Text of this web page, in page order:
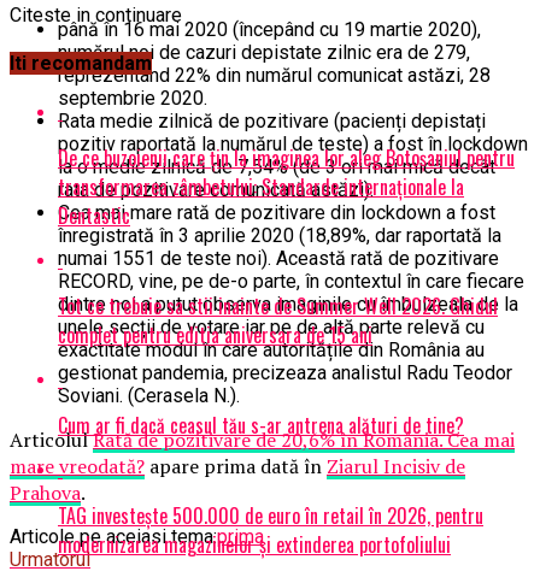
până în 16 mai 2020 (începând cu 19 martie 2020),
numărul noi de cazuri depistate zilnic era de 279,
reprezentând 22% din numărul comunicat astăzi, 28
septembrie 2020.
Rata medie zilnică de pozitivare (pacienți depistați
pozitiv raportată la numărul de teste) a fost în lockdown
la o medie zilnică de 7,54% (de 3 ori mai mică decât
rata de pozitivare comunicată astăzi).
Cea mai mare rată de pozitivare din lockdown a fost
înregistrată în 3 aprilie 2020 (18,89%, dar raportată la
numai 1551 de teste noi). Această rată de pozitivare
RECORD, vine, pe de-o parte, în contextul în care fiecare
dintre noi a putut observa imaginile cu îmbulzeala de la
unele secții de votare iar pe de altă parte relevă cu
exactitate modul în care autoritățile din România au
gestionat pandemia, precizeaza analistul Radu Teodor
Soviani. (Cerasela N.).
ArticolulRată de pozitivare de 20,6% în România. Cea mai
mare vreodată? apare prima dată în Ziarul Incisiv de
Prahova.
Articole pe aceiasi tema:prima
Urmatorul
Citeste in continuare
Iti recomandam
De ce buzoienii care țin la imaginea lor aleg Botoșaniul pentru
transformarea zâmbetului: Standarde internaționale la
Dentastic
Tot ce trebuie sa stii inainte de Summer Well 2026. Ghidul
complet pentru editia aniversara de 15 ani
Cum ar fi dacă ceasul tău s-ar antrena alături de tine?
TAG investește 500.000 de euro în retail în 2026, pentru
modernizarea magazinelor și extinderea portofoliului